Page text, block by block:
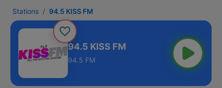
Stations 94.5 KISS FM
94.5 KISS FM
94.5 FM